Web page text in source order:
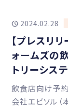
2024.02.28
【プレスリ
ォームズの
トリーシス
飲食店向け予
会社エビソル（